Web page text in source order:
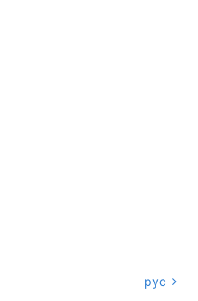
рус